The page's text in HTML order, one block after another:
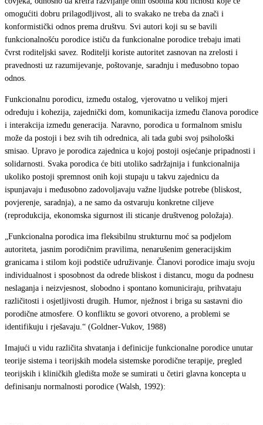
omogućiti dobru prilagodljivost, ali to svakako ne treba da znači i
konformistički odnos prema društvu. Svi autori koji su se bavili
funkcionalnošću porodice ističu da funkcionalne porodice trebaju imati
čvrst roditeljski savez. Roditelji koriste autoritet zasnovan na zrelosti i
pravednosti uz razumijevanje, poštovanje, saradnju i međusobno topao
odnos.
Funkcionalnu porodicu, između ostalog, vjerovatno u velikoj mjeri
određuju i kohezija, zajednički dom, komunikacija između članova porodice
i interakcija između generacija. Naravno, porodica u formalnom smislu
može da postoji i bez svih tih odrednica, ali tada gubi svoj psihološki
smisao. Upravo je porodica zajednica u kojoj postoji osjećanje pripadnosti i
solidarnosti. Svaka porodica će biti utoliko sadržajnija i funkcionalnija
ukoliko postoji spremnost onih koji stupaju u takvu zajednicu da
ispunjavaju i međusobno zadovoljavaju važne ljudske potrebe (bliskost,
povjerenje, saradnja), a ne samo da ostvaruju konkretne ciljeve
(reprodukcija, ekonomska sigurnost ili sticanje društvenog položaja).
„Funkcionalna porodica ima fleksibilnu strukturnu moć sa podjelom
autoriteta, jasnim porodičnim pravilima, nenarušenim generacijskim
granicama i stilom koji podstiče udruživanje. Članovi porodice imaju svoju
individualnost i sposobnost da odrede bliskost i distancu, mogu da podnesu
neslaganja i neizvjesnost, slobodno i spontano komuniciraju, prihvataju
različitosti i osjetljivosti drugih. Humor, nježnost i briga su sastavni dio
porodične atmosfere. O konfliktu se govori otvoreno, a problemi se
identifikuju i rješavaju.“ (Goldner-Vukov, 1988)
Imajući u vidu različita shvatanja i definicije funkcionalne porodice unutar
teorije sistema i teorijskih modela sistemske porodične terapije, pregled
teorijskih i kliničkih gledišta može se sumirati u četiri glavna koncepta u
definisanju normalnosti porodice (Walsh, 1992):